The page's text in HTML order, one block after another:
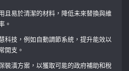
且易於清潔的材料，降低未來替換與維
。
科技，例如自動調節系統，提升能效以
開支。
裝潢方案，以獲取可能的政府補助和稅